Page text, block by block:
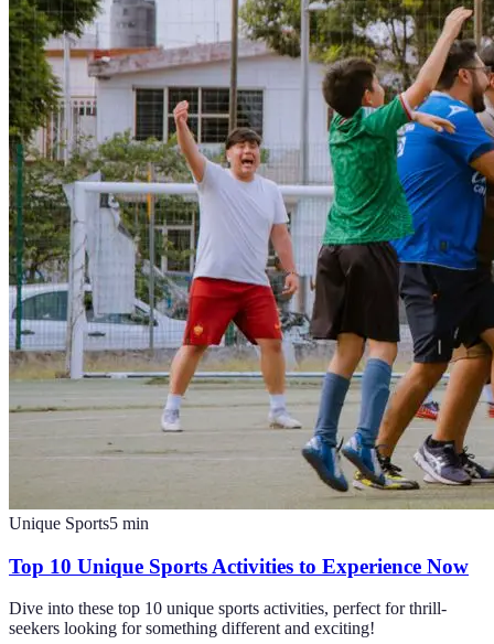
Unique Sports5 min
Top 10 Unique Sports Activities to Experience Now
Dive into these top 10 unique sports activities, perfect for thrill-
seekers looking for something different and exciting!